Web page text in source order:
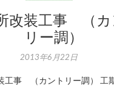
改装工事 （カ
リー調）
2013年6月22日
工事 （カントリー調）